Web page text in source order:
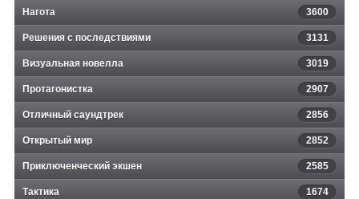
Нагота 3600
Решения с последствиями 3131
Визуальная новелла 3019
Протагонистка 2907
Отличный саундтрек 2856
Открытый мир 2852
Приключенческий экшен 2585
Тактика 1674